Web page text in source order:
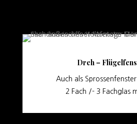
Dreh –
Auch als
2 Fach /- 3 Fachglas